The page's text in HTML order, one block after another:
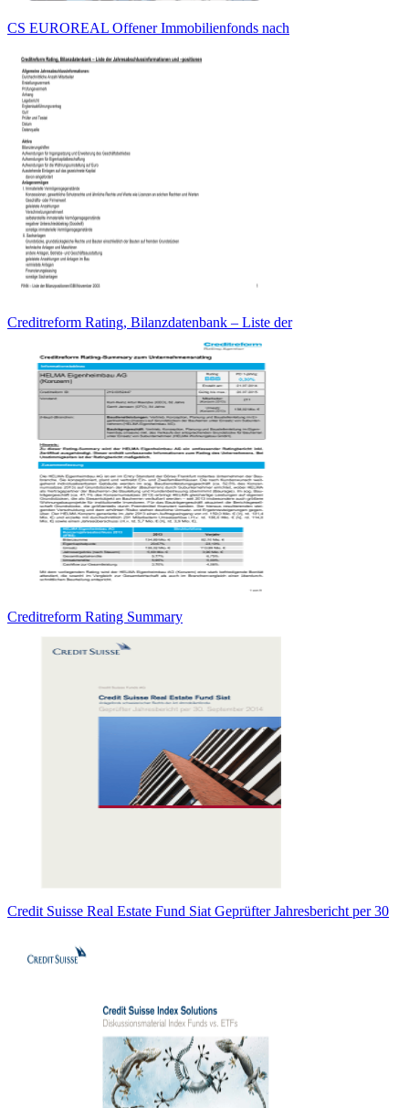
CS EUROREAL Offener Immobilienfonds nach
Creditreform Rating, Bilanzdatenbank – Liste der
Creditreform Rating Summary
Credit Suisse Real Estate Fund Siat Geprüfter Jahresbericht per 30